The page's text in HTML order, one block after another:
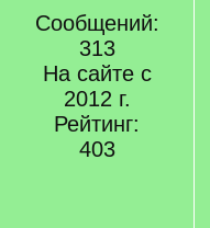
Сообщений:
313
На сайте с
2012 г.
Рейтинг:
403